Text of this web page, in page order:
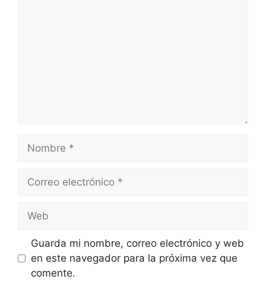
Nombre
Correo
Web
Guarda mi nombre, correo electrónico y web
en este navegador para la próxima vez que
comente.